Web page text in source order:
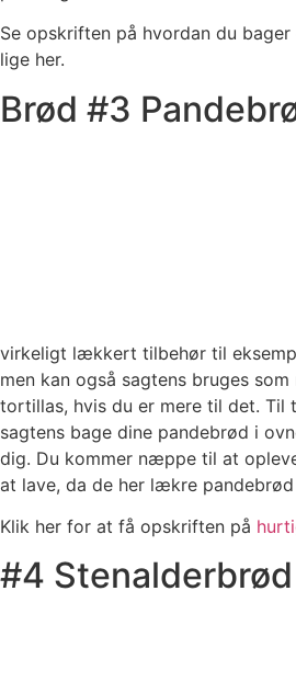
Se opskriften på hvordan du bager
lige her.
Brød #3
virkeligt lækkert tilbehør til
men kan også sagtens bruges
tortillas, hvis du er mere til det. Til
sagtens bage dine pandebrød i
dig. Du kommer næppe til at
at lave, da de her lækre
Klik her for at få opskriften på
#4 Stenalderbrød